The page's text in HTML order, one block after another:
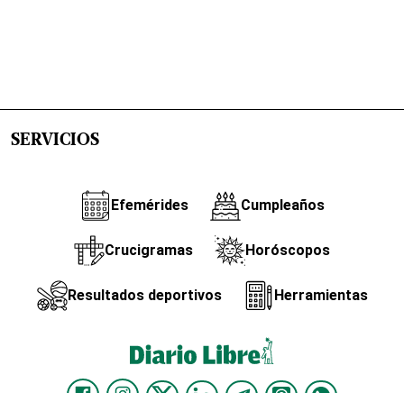
SERVICIOS
Efemérides Cumpleaños
Crucigramas Horóscopos
Resultados deportivos Herramientas